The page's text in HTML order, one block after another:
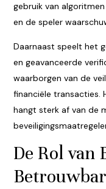
gebruik van
en de speler
Daarnaast speelt het
en geavanceerde
waarborgen van de
financiële transacties.
hangt sterk af van de
De Rol van